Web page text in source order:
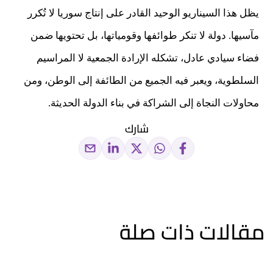
يظل هذا السيناريو الوحيد القادر على إنتاج سوريا لا تُكرر
مآسيها. دولة لا تنكر طوائفها وقومياتها، بل تحتويها ضمن
فضاء سيادي عادل، تشكله الإرادة الجمعية لا المراسيم
السلطوية، ويعبر فيه الجميع من الطائفة إلى الوطن، ومن
محاولات النجاة إلى الشراكة في بناء الدولة الحديثة.
شارك
مقالات ذات صلة